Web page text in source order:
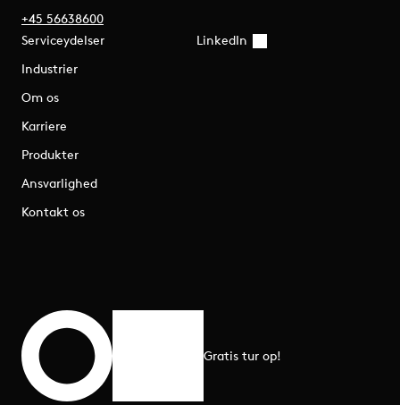
+45 56638600
Serviceydelser
Industrier
Om os
Karriere
Produkter
Ansvarlighed
Kontakt os
LinkedIn
Rul til toppen
Gratis tur op!